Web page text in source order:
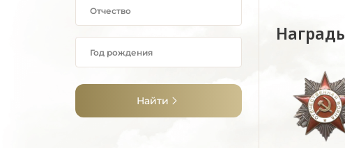
Найти